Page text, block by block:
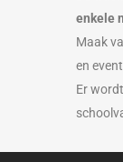
enkele
Maak
en
Er